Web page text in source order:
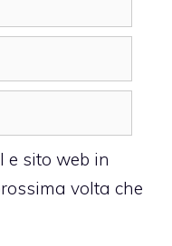
e sito web in
volta che